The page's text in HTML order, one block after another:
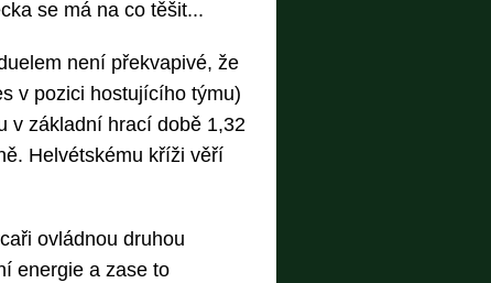
se má na co těšit...
není překvapivé, že
v pozici hostujícího týmu)
v základní hrací době 1,32
Helvétskému kříži věří
ovládnou druhou
energie a zase to